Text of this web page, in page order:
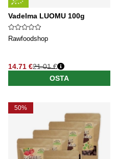
Vadelma LUOMU 100g
Rawfoodshop
14.71 €
Normaali hinta
21.01 €
OSTA
50%